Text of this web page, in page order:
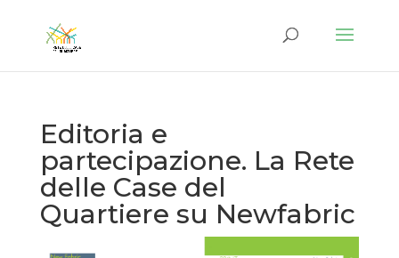
Editoria e
partecipazione. La Rete
delle Case del
Quartiere su Newfabric